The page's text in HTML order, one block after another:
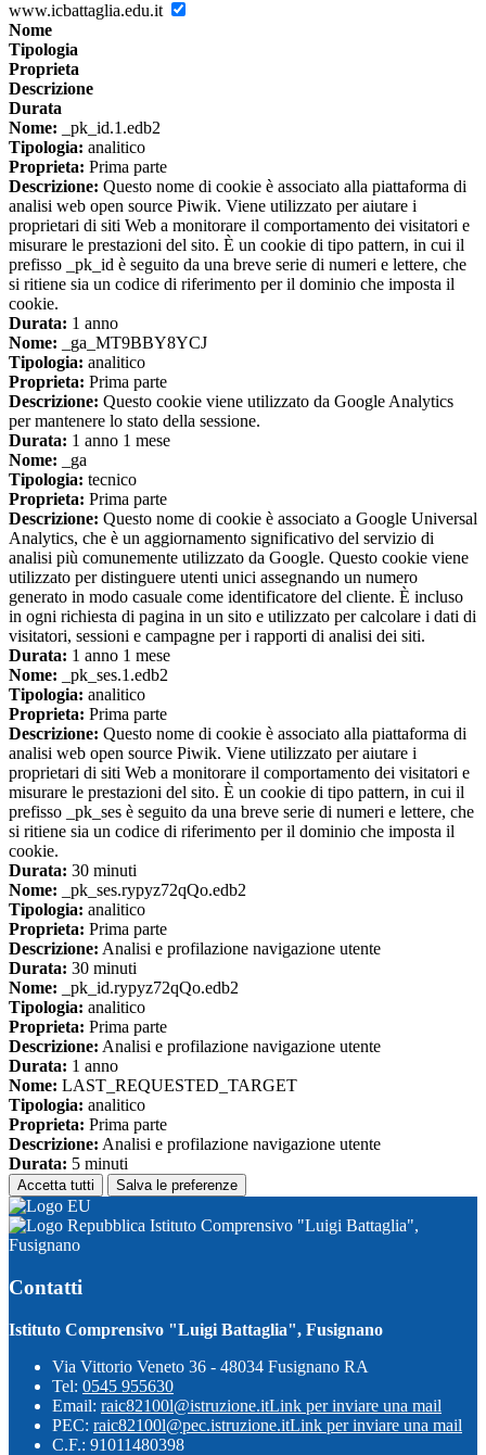
www.icbattaglia.edu.it
Nome
Tipologia
Proprieta
Descrizione
Durata
Nome: _pk_id.1.edb2
Tipologia: analitico
Proprieta: Prima parte
Descrizione: Questo nome di cookie è associato alla piattaforma di
analisi web open source Piwik. Viene utilizzato per aiutare i
proprietari di siti Web a monitorare il comportamento dei visitatori e
misurare le prestazioni del sito. È un cookie di tipo pattern, in cui il
prefisso _pk_id è seguito da una breve serie di numeri e lettere, che
si ritiene sia un codice di riferimento per il dominio che imposta il
cookie.
Durata: 1 anno
Nome: _ga_MT9BBY8YCJ
Tipologia: analitico
Proprieta: Prima parte
Descrizione: Questo cookie viene utilizzato da Google Analytics
per mantenere lo stato della sessione.
Durata: 1 anno 1 mese
Nome: _ga
Tipologia: tecnico
Proprieta: Prima parte
Descrizione: Questo nome di cookie è associato a Google Universal
Analytics, che è un aggiornamento significativo del servizio di
analisi più comunemente utilizzato da Google. Questo cookie viene
utilizzato per distinguere utenti unici assegnando un numero
generato in modo casuale come identificatore del cliente. È incluso
in ogni richiesta di pagina in un sito e utilizzato per calcolare i dati di
visitatori, sessioni e campagne per i rapporti di analisi dei siti.
Durata: 1 anno 1 mese
Nome: _pk_ses.1.edb2
Tipologia: analitico
Proprieta: Prima parte
Descrizione: Questo nome di cookie è associato alla piattaforma di
analisi web open source Piwik. Viene utilizzato per aiutare i
proprietari di siti Web a monitorare il comportamento dei visitatori e
misurare le prestazioni del sito. È un cookie di tipo pattern, in cui il
prefisso _pk_ses è seguito da una breve serie di numeri e lettere, che
si ritiene sia un codice di riferimento per il dominio che imposta il
cookie.
Durata: 30 minuti
Nome: _pk_ses.rypyz72qQo.edb2
Tipologia: analitico
Proprieta: Prima parte
Descrizione: Analisi e profilazione navigazione utente
Durata: 30 minuti
Nome: _pk_id.rypyz72qQo.edb2
Tipologia: analitico
Proprieta: Prima parte
Descrizione: Analisi e profilazione navigazione utente
Durata: 1 anno
Nome: LAST_REQUESTED_TARGET
Tipologia: analitico
Proprieta: Prima parte
Descrizione: Analisi e profilazione navigazione utente
Durata: 5 minuti
Accetta tutti Salva le preferenze
Istituto Comprensivo "Luigi Battaglia",
Fusignano
Contatti
Istituto Comprensivo "Luigi Battaglia", Fusignano
Via Vittorio Veneto 36 - 48034 Fusignano RA
Tel: 0545 955630
Email: raic82100l@istruzione.itLink per inviare una mail
PEC: raic82100l@pec.istruzione.itLink per inviare una mail
C.F.: 91011480398